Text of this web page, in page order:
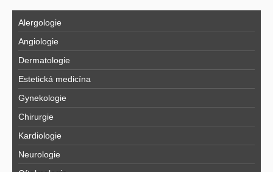
Alergologie
Angiologie
Dermatologie
Estetická medicína
Gynekologie
Chirurgie
Kardiologie
Neurologie